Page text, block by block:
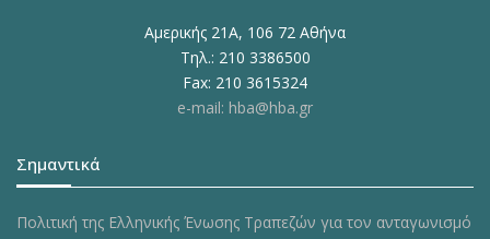
Αμερικής 21Α, 106 72 Αθήνα
Τηλ.: 210 3386500
Fax: 210 3615324
e-mail: hba@hba.gr
Σημαντικά
Πολιτική της Ελληνικής Ένωσης Τραπεζών για τον ανταγωνισμό